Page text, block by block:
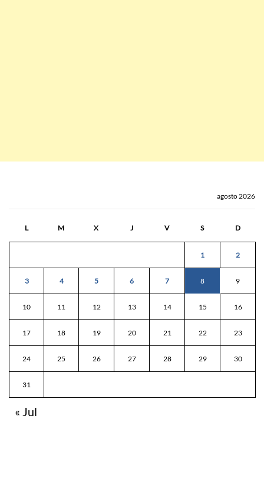
agosto 2026
L M X J V S D
1 2
3 4 5 6 7 8 9
10 11 12 13 14 15 16
17 18 19 20 21 22 23
24 25 26 27 28 29 30
31
« Jul